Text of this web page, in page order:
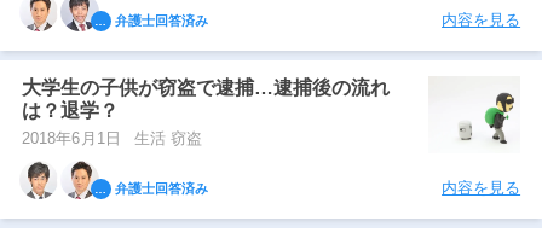
弁護士回答済み 内容を見る
大学生の子供が窃盗で逮捕…逮捕後の流れ
は？退学？
2018年6月1日 生活 窃盗
弁護士回答済み 内容を見る